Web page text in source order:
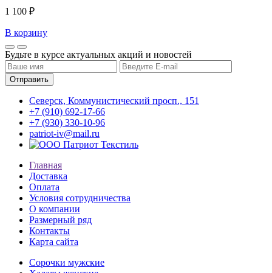
1 100 ₽
В корзину
Будьте в курсе актуальных акций и новостей
Северск, Коммунистический просп., 151
+7 (910) 692-17-66
+7 (930) 330-10-96
patriot-iv@mail.ru
Главная
Доставка
Оплата
Условия сотрудничества
О компании
Размерный ряд
Контакты
Карта сайта
Сорочки мужские